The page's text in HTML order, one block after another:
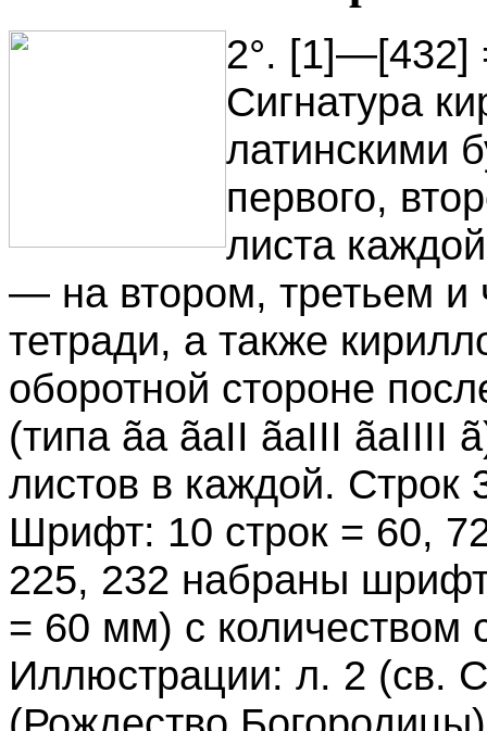
2°. [1]—[432]
Сигнатура
латинскими
первого,
листа
— на втором, третьем и
тетради, а также
оборотной стороне
(типа ãа ãаII ãаIII ãаIIII
листов в каждой. Строк
Шрифт: 10 строк = 60,
225, 232 набраны
= 60 мм) с количеством
Иллюстрации: л. 2 (св.